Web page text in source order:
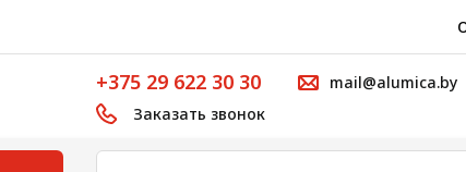
+375 29 622 30 30
Заказать звонок
mail@alumica.by